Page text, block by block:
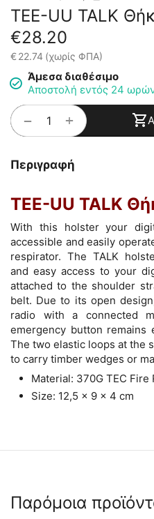
TEE-UU TALK
€28.20
€22.74 (χωρίς ΦΠΑ)
Άμεσα διαθέσιμο
Αποστολή εντός 24
+
−
Περιγραφή
TEE-UU TALK
With this holster your
accessible and easily
respirator. The TALK
and easy access to your
attached to the shoulder
belt. Due to its open
radio with a connected
emergency button remains
The two elastic loops at the
to carry timber wedges or
Material: 370G TEC Fire
Size: 12,5 x 9 x 4 cm
Παρόμοια